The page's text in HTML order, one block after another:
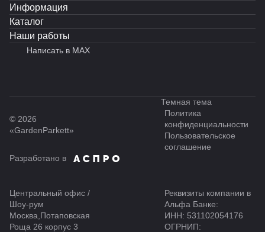
Информация
Каталог
Наши работы
Написать в MAX
© 2026
«GardenParkett»
Темная тема
Политика
конфиденциальности
Пользовательское
соглашение
Разработано в
Центральный офис /
Шоу-рум
Москва,Потаповская
Роща 26 корпус 3
Реквизиты компании в
Альфа Банке:
ИНН: 531102054176
ОГРНИП: